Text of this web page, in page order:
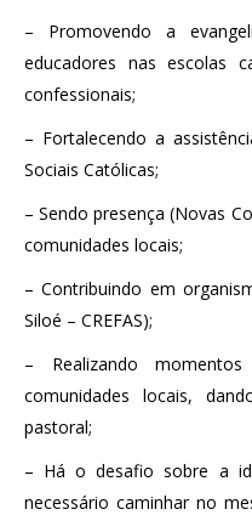
– Promovendo a
educadores nas escolas
confessionais;
– Fortalecendo a
Sociais Católicas;
– Sendo presença (Novas
comunidades locais;
– Contribuindo em
Siloé – CREFAS);
– Realizando
comunidades locais,
pastoral;
– Há o desafio sobre a
necessário caminhar no